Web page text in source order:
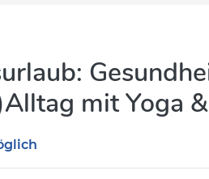
mit Yoga